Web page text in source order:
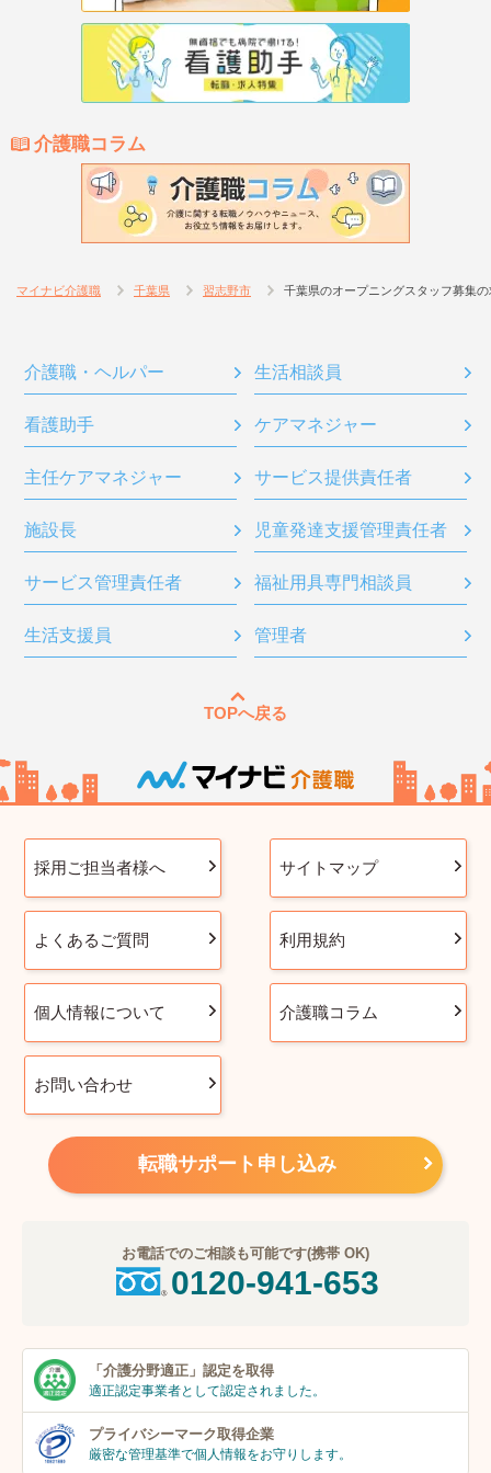
介護職コラム
マイナビ介護職 千葉県 習志野市 千葉県のオープニングスタッフ募集
介護職・ヘルパー 生活相談員
看護助手 ケアマネジャー
主任ケアマネジャー サービス提供責任者
施設長 児童発達支援管理責任者
サービス管理責任者 福祉用具専門相談員
生活支援員 管理者
TOPへ戻る
採用ご担当者様へ サイトマップ
よくあるご質問 利用規約
個人情報について 介護職コラム
お問い合わせ
転職サポート申し込み
お電話でのご相談も可能です(携帯 OK)
0120-941-653
「介護分野適正」 認定を取得
適正認定事業者として認定されました。
プライバシーマーク取得企業
厳密な管理基準で個人情報をお守りします。